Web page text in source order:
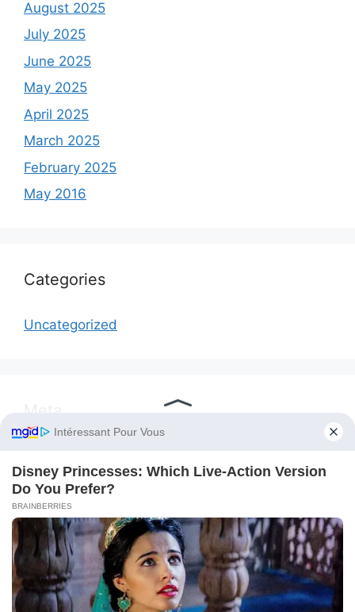
August 2025
July 2025
June 2025
May 2025
April 2025
March 2025
February 2025
May 2016
Categories
Uncategorized
Entries feed
Comments feed
WordPress.org